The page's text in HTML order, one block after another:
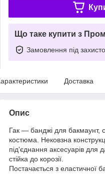
Що таке купити з
Замовлення під
Доставка
Опис
Гак — банджі для бакмаунт,
костюма.
Нековзна
під'єднання аксесуарів для
стійка до корозії.
Постачається з